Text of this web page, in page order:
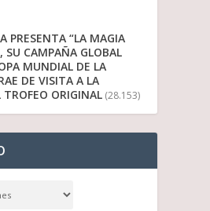
PRESENTA “LA MAGIA
SU CAMPAÑA GLOBAL
MUNDIAL DE LA
DE VISITA A LA
TROFEO ORIGINAL (28.153)